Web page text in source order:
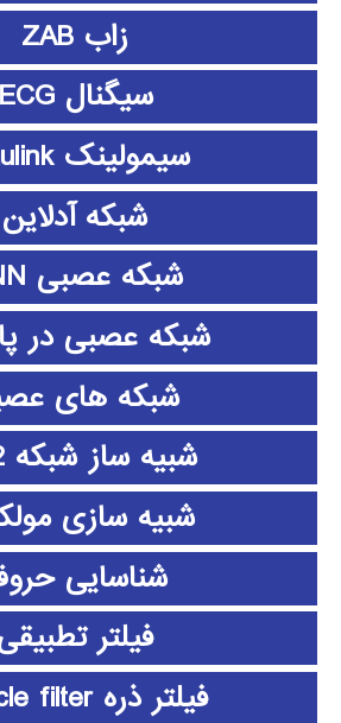
زاب ZAB
سیگنال ECG
سیمولینک simulink
شبکه آدلاین
شبکه عصبی CNN
شبکه عصبی در
شبکه های
شبیه ساز شبکه NS2
شبیه سازی
شناسایی
فیلتر
فیلتر ذره particle filter